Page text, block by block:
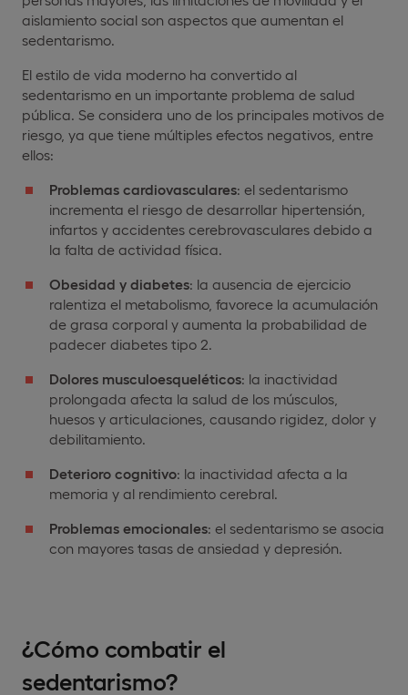
aislamiento social son aspectos que aumentan el
sedentarismo.
El estilo de vida moderno ha convertido al
sedentarismo en un importante problema de salud
pública. Se considera uno de los principales motivos de
riesgo, ya que tiene múltiples efectos negativos, entre
ellos:
Problemas cardiovasculares: el sedentarismo
incrementa el riesgo de desarrollar hipertensión,
infartos y accidentes cerebrovasculares debido a
la falta de actividad física.
Obesidad y diabetes: la ausencia de ejercicio
ralentiza el metabolismo, favorece la acumulación
de grasa corporal y aumenta la probabilidad de
padecer diabetes tipo 2.
Dolores musculoesqueléticos: la inactividad
prolongada afecta la salud de los músculos,
huesos y articulaciones, causando rigidez, dolor y
debilitamiento.
Deterioro cognitivo: la inactividad afecta a la
memoria y al rendimiento cerebral.
Problemas emocionales: el sedentarismo se asocia
con mayores tasas de ansiedad y depresión.
¿Cómo combatir el
sedentarismo?